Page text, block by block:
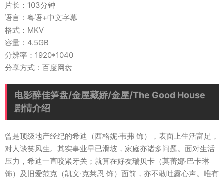
片长：103分钟
语言：粤语+中文字幕
格式：MKV
容量：4.5GB
分辨率：1920*1040
分享方式：百度网盘
电影醉佳笋盘/金屋藏娇/金屋/The Good House
剧情介绍
曾是顶级地产经纪的希迪（西格妮·韦弗 饰），表面上生活富足，
对人谈笑风生。其实事业早已滑坡，家庭亦诸多问题。面对生活
压力，希迪一直咬紧牙关；就算在好友瑞贝卡（莫蕾娜·巴卡琳
饰）及旧爱范克（凯文·克莱恩 饰）面前，亦不敢吐露心声。唯有